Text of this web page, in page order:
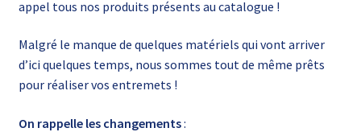
appel tous nos produits présents au catalogue !
Malgré le manque de quelques matériels qui vont arriver
d’ici quelques temps, nous sommes tout de même prêts
pour réaliser vos entremets !
On rappelle les changements: